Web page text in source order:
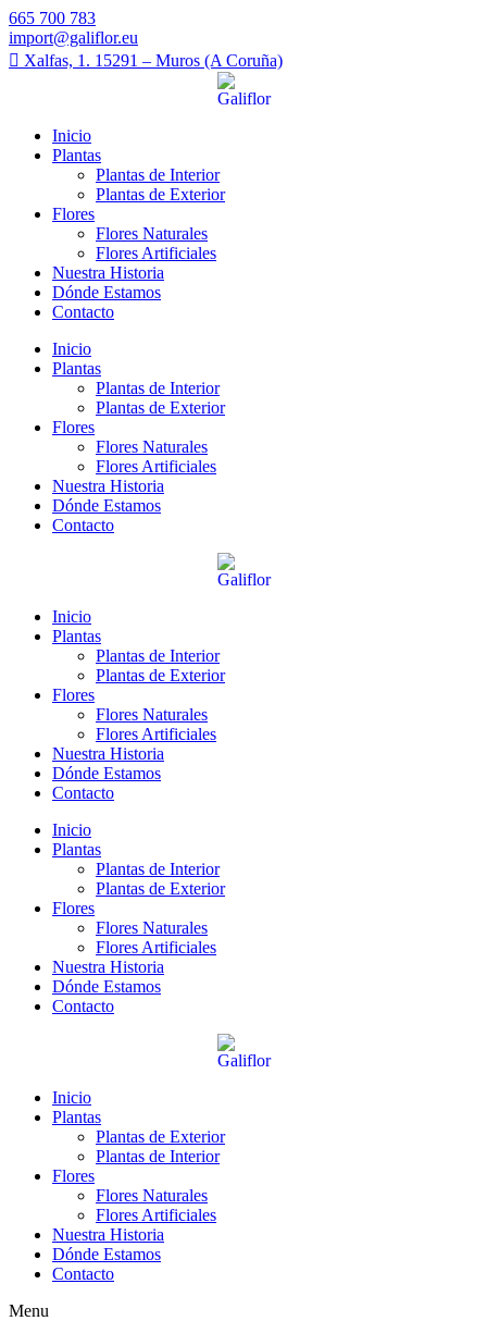
665 700 783
import@galiflor.eu
Xalfas, 1. 15291 – Muros (A Coruña)
Inicio
Plantas
Plantas de Interior
Plantas de Exterior
Flores
Flores Naturales
Flores Artificiales
Nuestra Historia
Dónde Estamos
Contacto
Inicio
Plantas
Plantas de Interior
Plantas de Exterior
Flores
Flores Naturales
Flores Artificiales
Nuestra Historia
Dónde Estamos
Contacto
Inicio
Plantas
Plantas de Interior
Plantas de Exterior
Flores
Flores Naturales
Flores Artificiales
Nuestra Historia
Dónde Estamos
Contacto
Inicio
Plantas
Plantas de Interior
Plantas de Exterior
Flores
Flores Naturales
Flores Artificiales
Nuestra Historia
Dónde Estamos
Contacto
Inicio
Plantas
Plantas de Exterior
Plantas de Interior
Flores
Flores Naturales
Flores Artificiales
Nuestra Historia
Dónde Estamos
Contacto
Menu